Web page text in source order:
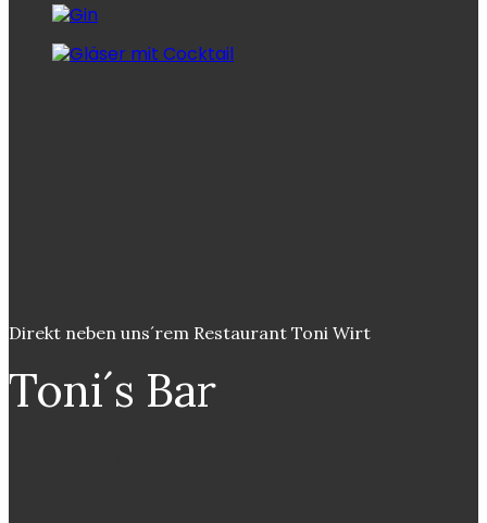
Direkt neben uns´rem Restaurant Toni Wirt
Toni´s Bar